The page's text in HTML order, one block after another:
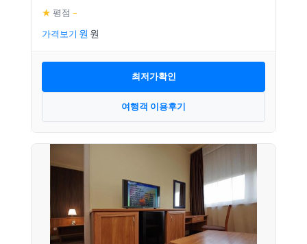
★ 평점 –
가격보기
최저가확인
여행객 이용후기